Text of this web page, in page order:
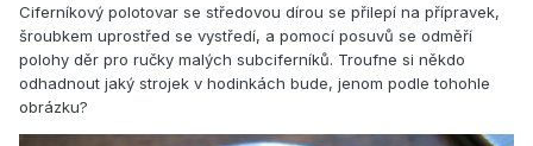
Ciferníkový polotovar se středovou dírou se přilepí na přípravek,
šroubkem uprostřed se vystředí, a pomocí posuvů se odměří
polohy děr pro ručky malých subciferníků. Troufne si někdo
odhadnout jaký strojek v hodinkách bude, jenom podle tohohle
obrázku?